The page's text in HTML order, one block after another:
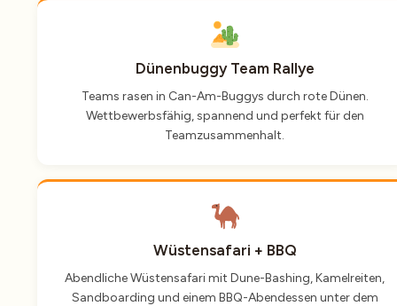
Dünenbuggy Team Rallye
Teams rasen in Can-Am-Buggys durch rote Dünen.
Wettbewerbsfähig, spannend und perfekt für den
Teamzusammenhalt.
Wüstensafari + BBQ
Abendliche Wüstensafari mit Dune-Bashing, Kamelreiten,
Sandboarding und einem BBQ-Abendessen unter dem